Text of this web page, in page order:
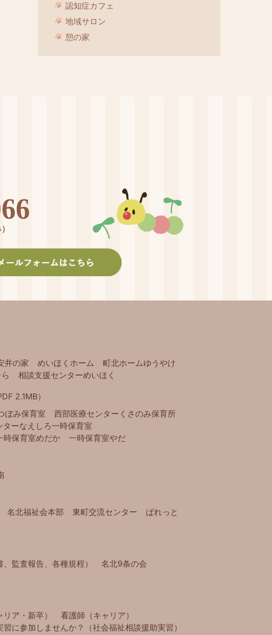
認知症カフェ
地域サロン
憩の家
井の家 めいほくホーム
町北ホームゆうやけ
相談支援センターめいほく
2.1MB）
ぼみ保育室 西部医療センター くさのみ保育所
ーなえしろ一時保育室
時保育室めだか 一時保育室やだ
名北福祉会本部 東町交流センター
ぱれっと
監査報告、各種規程）
名北9条の会
ア・新卒）
看護師（キャリア）
習に参加しませんか？（社会福祉相談援助実習）